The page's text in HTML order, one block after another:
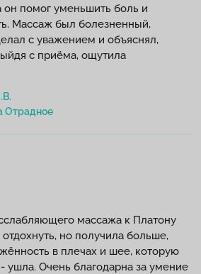
помог уменьшить боль и
Массаж был болезненный,
с уважением и объяснял,
с приёма, ощутила
массажа к Платону
но получила больше,
в плечах и шее, которую
ушла. Очень благодарна за умение